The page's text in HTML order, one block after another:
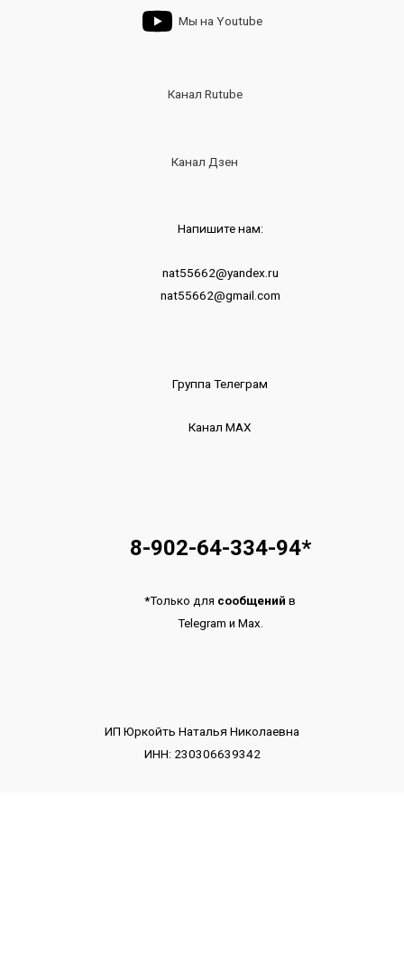
Мы на Youtube
Канал Rutube
Канал Дзен
Напишите нам:
nat55662@yandex.ru
nat55662@gmail.com
Группа Телеграм
Канал МАХ
8-902-64-334-94*
*Только для сообщений в
Telegram и Max.
ИП Юркойть Наталья Николаевна
ИНН: 230306639342